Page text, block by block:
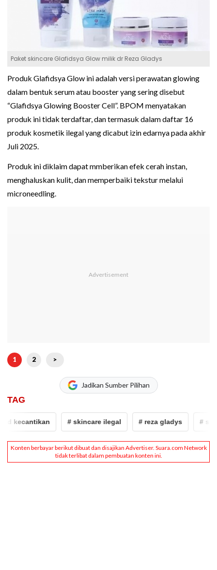
Paket skincare Glafidsya Glow milik dr Reza Gladys
Produk Glafidsya Glow ini adalah versi perawatan glowing
dalam bentuk serum atau booster yang sering disebut
“Glafidsya Glowing Booster Cell”. BPOM menyatakan
produk ini tidak terdaftar, dan termasuk dalam daftar 16
produk kosmetik ilegal yang dicabut izin edarnya pada akhir
Juli 2025.
Produk ini diklaim dapat mmberikan efek cerah instan,
menghaluskan kulit, dan memperbaiki tekstur melalui
microneedling.
1 2 >
Jadikan Sumber Pilihan
TAG
kecantikan # skincare ilegal # reza gladys #